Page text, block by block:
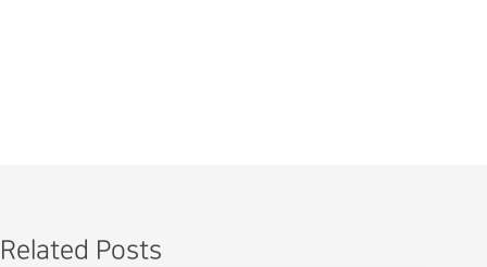
Related Posts